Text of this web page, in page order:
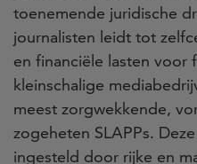
toenemende juridische
journalisten leidt tot
en financiële lasten voor
kleinschalige
meest zorgwekkende,
zogeheten SLAPPs.
ingesteld door rijke en